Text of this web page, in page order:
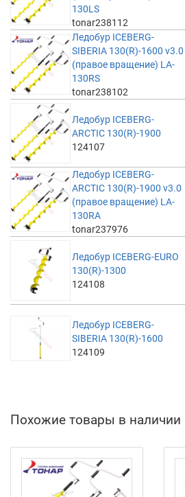
130LS
tonar238112
Ледобур ICEBERG-
SIBERIA 130(R)-1600 v3.0
(правое вращение) LA-
130RS
tonar238102
Ледобур ICEBERG-
ARCTIC 130(R)-1900
124107
Ледобур ICEBERG-
ARCTIC 130(R)-1900 v3.0
(правое вращение) LA-
130RA
tonar237976
Ледобур ICEBERG-EURO
130(R)-1300
124108
Ледобур ICEBERG-
SIBERIA 130(R)-1600
124109
Похожие товары в наличии